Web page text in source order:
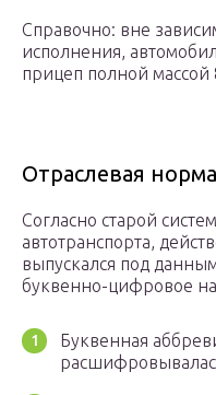
Справочно: вне
исполнения,
прицеп полной массой
Отраслевая
Согласно старой
автотранспорта,
выпускался под
буквенно-цифровое
Буквенная